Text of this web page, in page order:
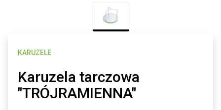
KARUZELE
Karuzela tarczowa
"TRÓJRAMIENNA"